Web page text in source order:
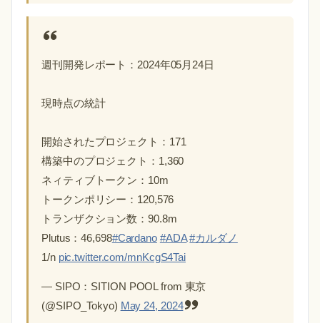
週刊開発レポート：2024年05月24日
現時点の統計
開始されたプロジェクト：171
構築中のプロジェクト：1,360
ネィティブトークン：10m
トークンポリシー：120,576
トランザクション数：90.8m
Plutus：46,698#Cardano #ADA #カルダノ
1/n pic.twitter.com/mnKcgS4Tai
— SIPO：SITION POOL from 東京
(@SIPO_Tokyo) May 24, 2024